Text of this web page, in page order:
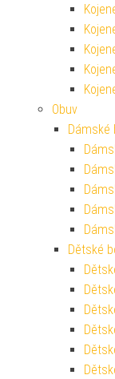
Obuv
Dámské
Dětské